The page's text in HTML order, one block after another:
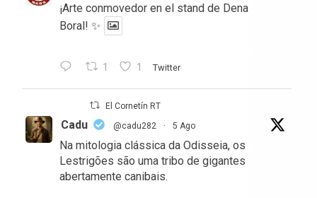
¡Arte conmovedor en el stand de Dena
Boral! ✨
1 1 Twitter
El Cornetín RT
Cadu @cadu282 · 5 Ago
Na mitologia clássica da Odisseia, os
Lestrigões são uma tribo de gigantes
abertamente canibais.